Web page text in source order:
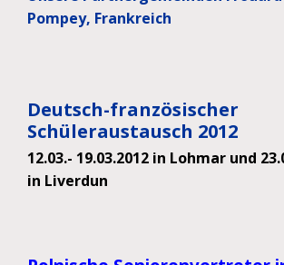
Pompey, Frankreich
Deutsch-französischer
Schüleraustausch 2012
12.03.- 19.03.2012 in Lohmar und
in Liverdun